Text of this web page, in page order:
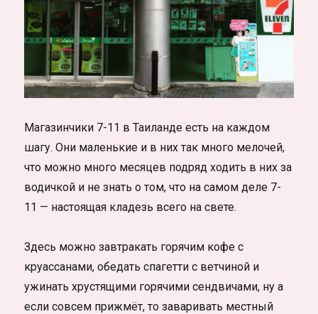
Магазинчики 7-11 в Таиланде есть на каждом
шагу. Они маленькие и в них так много мелочей,
что можно много месяцев подряд ходить в них за
водичкой и не знать о том, что на самом деле 7-
11 — настоящая кладезь всего на свете.
Здесь можно завтракать горячим кофе с
круассанами, обедать спагетти с ветчиной и
ужинать хрустящими горячими сендвичами, ну а
если совсем прижмёт, то заваривать местный